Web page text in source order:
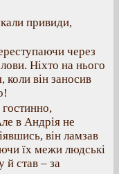
привиди,
через
Ніхто на нього
коли він заносив
в Андрія не
він ламзав
їх межи людські
й став – за